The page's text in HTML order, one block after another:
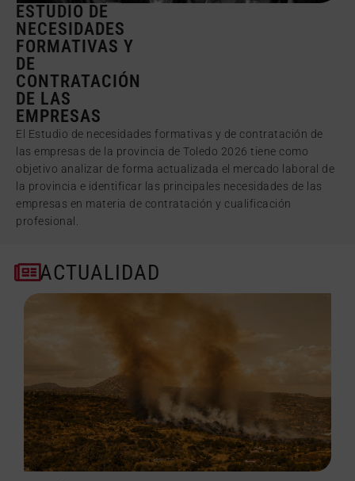
ESTUDIO DE
NECESIDADES
FORMATIVAS Y
DE
CONTRATACIÓN
DE LAS
EMPRESAS
El Estudio de necesidades formativas y de contratación de
las empresas de la provincia de Toledo 2026 tiene como
objetivo analizar de forma actualizada el mercado laboral de
la provincia e identificar las principales necesidades de las
empresas en materia de contratación y cualificación
profesional.
ACTUALIDAD